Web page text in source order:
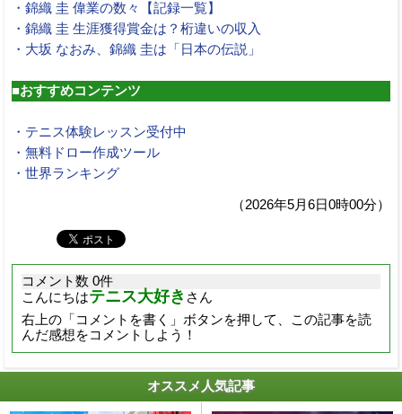
・錦織 圭 偉業の数々【記録一覧】
・錦織 圭 生涯獲得賞金は？桁違いの収入
・大坂 なおみ、錦織 圭は「日本の伝説」
■おすすめコンテンツ
・テニス体験レッスン受付中
・無料ドロー作成ツール
・世界ランキング
（2026年5月6日0時00分）
コメント数 0件
こんにちはテニス大好き さん
右上の「コメントを書く」ボタンを押して、この記事を読
んだ感想をコメントしよう！
オススメ人気記事